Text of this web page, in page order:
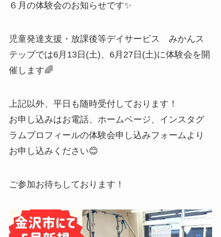
６月の体験会のお知らせです✨
児童発達支援・放課後等デイサービス みかんス
テップでは6月13日(土)、6月27日(土)に体験会を開
催します🌈
上記以外、平日も随時受付しております！
お申し込みはお電話、ホームページ、インスタグ
ラムプロフィールの体験会申し込みフォームより
お申し込みください😊
ご参加お待ちしております！